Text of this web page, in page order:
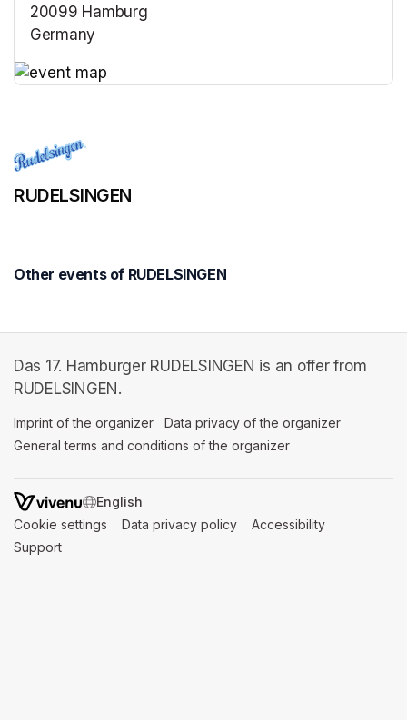
20099 Hamburg
Germany
RUDELSINGEN
Other events of RUDELSINGEN
Das 17. Hamburger RUDELSINGEN is an offer from
RUDELSINGEN.
Imprint of the organizer (opens in a new tab)
Data privacy of the organizer
General terms and conditions of the organizer
SWITCH LANGUAGE
Cookie settings (opens in a new tab)
Data privacy policy (opens in a new tab)
Accessibility
Support